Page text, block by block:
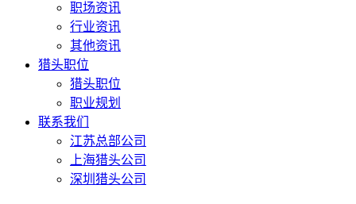
职场资讯
行业资讯
其他资讯
猎头职位
猎头职位
职业规划
联系我们
江苏总部公司
上海猎头公司
深圳猎头公司